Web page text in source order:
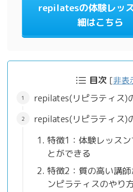
repilatesの体験レッ
細はこちら
目次 [非表
repilates(リピラティス)
repilates(リピラティス)
特徴1：体験レッス
とができる
特徴2：質の高い講
ンピラティスのやり